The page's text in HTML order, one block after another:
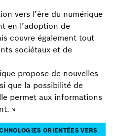
vers l’ère du numérique
en l’adoption de
couvre également tout
sociétaux et de
propose de nouvelles
que la possibilité de
permet aux informations
»
ORIENTÉES VERS